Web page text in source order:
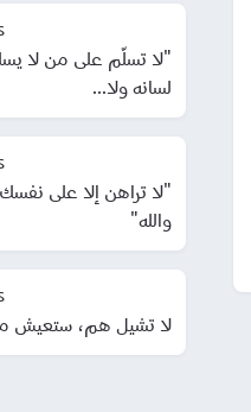
"لا تسلّم على من لا
لسانه ولا...
"لا تراهن إلا على
والله"
لا تشيل هم، ستعيش